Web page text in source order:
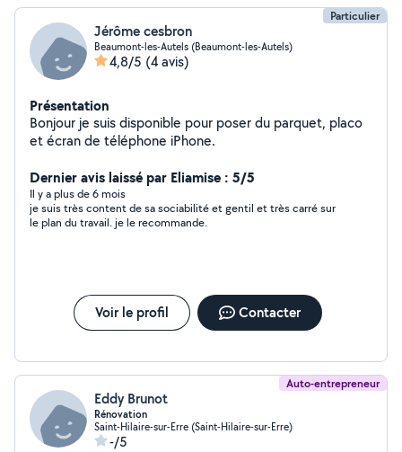
Particulier
Jérôme cesbron
Beaumont-les-Autels (Beaumont-les-Autels)
4,8/5 (4 avis)
Présentation
Bonjour je suis disponible pour poser du parquet, placo
et écran de téléphone iPhone.
Dernier avis laissé par Eliamise : 5/5
Il y a plus de 6 mois
je suis très content de sa sociabilité et gentil et très carré sur
le plan du travail. je le recommande.
Voir le profil Contacter
Auto-entrepreneur
Eddy Brunot
Rénovation
Saint-Hilaire-sur-Erre (Saint-Hilaire-sur-Erre)
-/5